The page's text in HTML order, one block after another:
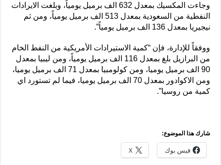
وجاءت المكسيك بمعدل 632 الف برميل يومياً، وبلغت الايرادات
النفطية من السعودية بمعدل 513 الف برميل يومياً، ومن ثم
نيجيريا بمعدل 136 الف برميل يومياً”.
ووفقاً للإدارة، فإن “كمية الاستيرادات الأمريكية من النفط الخام
من البرازيل بلغ بمعدل 116 الف برميل يومياً، ومن ليبيا بمعدل
90 الف برميل يوميا، ومن كولومبيا بمعدل 71 الف برميل يوميا،
ومن الاكوادور بمعدل 70 الف برميل يوميا، فيما لم تستورد اي
كمية من روسيا”.
شارك هذا الموضوع:
فيس بوك X